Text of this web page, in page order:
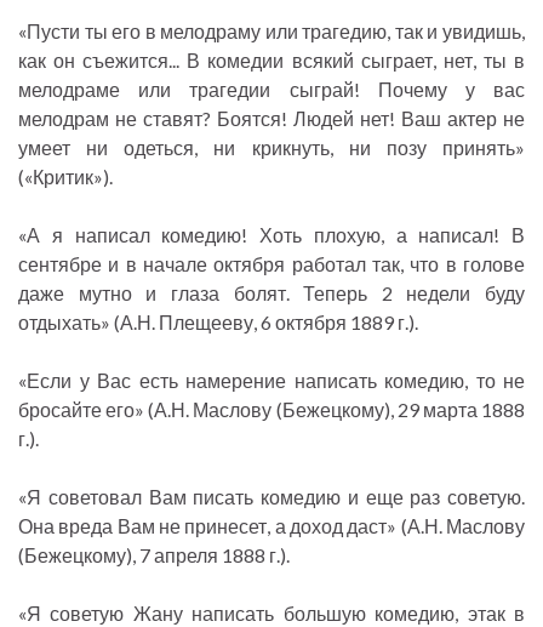
«Пусти ты его в мелодраму или трагедию, так и увидишь,
как он съежится... В комедии всякий сыграет, нет, ты в
мелодраме или трагедии сыграй! Почему у вас
мелодрам не ставят? Боятся! Людей нет! Ваш актер не
умеет ни одеться, ни крикнуть, ни позу принять»
(«Критик»).
«А я написал комедию! Хоть плохую, а написал! В
сентябре и в начале октября работал так, что в голове
даже мутно и глаза болят. Теперь 2 недели буду
отдыхать» (А.Н. Плещееву, 6 октября 1889 г.).
«Если у Вас есть намерение написать комедию, то не
бросайте его» (А.Н. Маслову (Бежецкому), 29 марта 1888
г.).
«Я советовал Вам писать комедию и еще раз советую.
Она вреда Вам не принесет, а доход даст» (А.Н. Маслову
(Бежецкому), 7 апреля 1888 г.).
«Я советую Жану написать большую комедию, этак в